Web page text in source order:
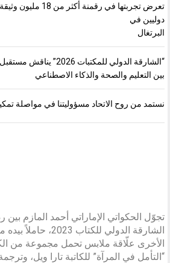
تعرض تجربتها في رقمنة
دوليين في
البرتغال
“الشارقة الدولي للمكتبات
بين التعليم والصحة والذكاء الاصطناعي
نستمد من روح الاتحاد مسؤوليتنا في مواصلة
تجوّل الحكواتي الإماراتي أحمد المازم
الشارقة الدولي للكتاب
الأخرى علّاقة ملابس تحمل مجموعة من
“التأمل في المرآة” للكاتبة تارا ويل،